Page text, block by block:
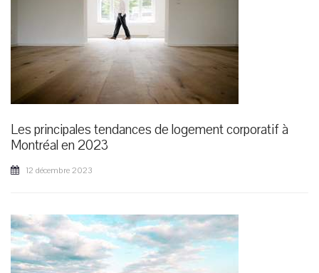
Les principales tendances de logement corporatif à
Montréal en 2023
12 décembre 2023